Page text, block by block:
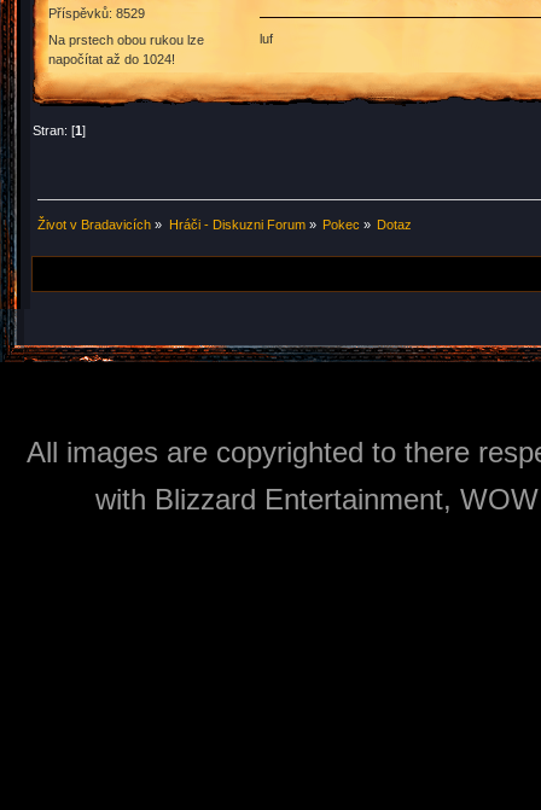
Příspěvků: 8529
Na prstech obou rukou lze
napočítat až do 1024!
luf
Stran: [1]
Život v Bradavicích » Hráči - Diskuzni Forum» Pokec » Dotaz
All images are copyrighted to there
with Blizzard Entertainment,